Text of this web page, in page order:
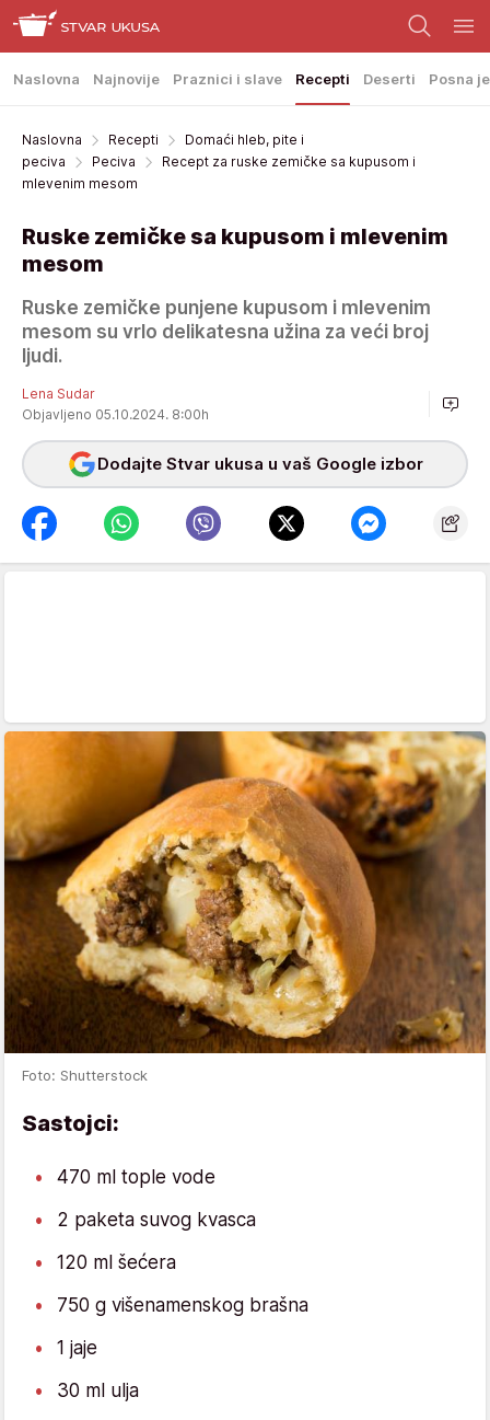
Naslovna Najnovije Praznici i slave Recepti Deserti Posna
Naslovna Recepti
Domaći hleb, pite i
peciva
Peciva
Recept za ruske zemičke sa kupusom i
mlevenim mesom
Ruske zemičke sa kupusom i mlevenim
mesom
Ruske zemičke punjene kupusom i mlevenim
mesom su vrlo delikatesna užina za veći broj
ljudi.
Lena Sudar
Objavljeno 05.10.2024. 8:00h
Dodajte Stvar ukusa u vaš Google izbor
Foto: Shutterstock
Sastojci:
470 ml tople vode
2 paketa suvog kvasca
120 ml šećera
750 g višenamenskog brašna
1 jaje
30 ml ulja